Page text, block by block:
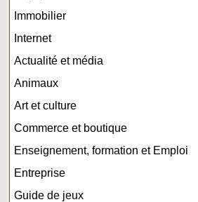
Immobilier
Internet
Actualité et média
Animaux
Art et culture
Commerce et boutique
Enseignement, formation et Emploi
Entreprise
Guide de jeux